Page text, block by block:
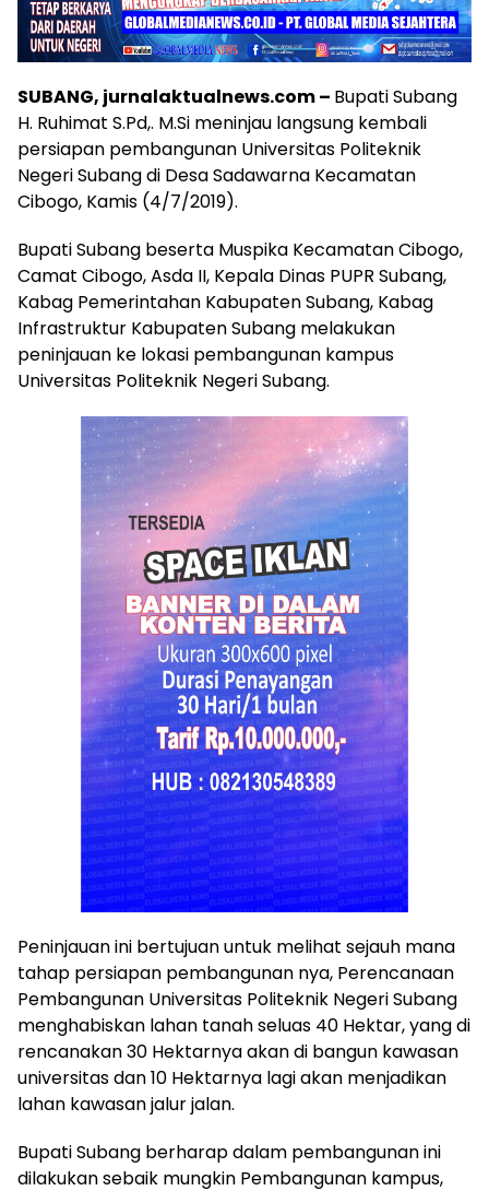
SUBANG, jurnalaktualnews.com – Bupati Subang
H. Ruhimat S.Pd,. M.Si meninjau langsung kembali
persiapan pembangunan Universitas Politeknik
Negeri Subang di Desa Sadawarna Kecamatan
Cibogo, Kamis (4/7/2019).
Bupati Subang beserta Muspika Kecamatan Cibogo,
Camat Cibogo, Asda II, Kepala Dinas PUPR Subang,
Kabag Pemerintahan Kabupaten Subang, Kabag
Infrastruktur Kabupaten Subang melakukan
peninjauan ke lokasi pembangunan kampus
Universitas Politeknik Negeri Subang.
Peninjauan ini bertujuan untuk melihat sejauh mana
tahap persiapan pembangunan nya, Perencanaan
Pembangunan Universitas Politeknik Negeri Subang
menghabiskan lahan tanah seluas 40 Hektar, yang di
rencanakan 30 Hektarnya akan di bangun kawasan
universitas dan 10 Hektarnya lagi akan menjadikan
lahan kawasan jalur jalan.
Bupati Subang berharap dalam pembangunan ini
dilakukan sebaik mungkin Pembangunan kampus,